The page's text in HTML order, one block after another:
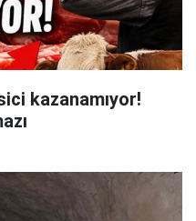
kazanamıyor!